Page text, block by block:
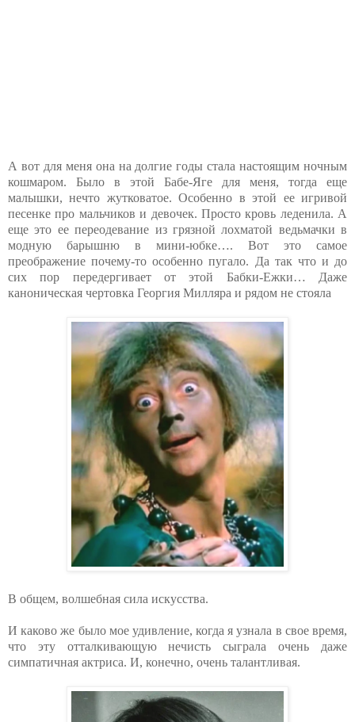
А вот для меня она на долгие годы стала настоящим ночным
кошмаром. Было в этой Бабе-Яге для меня, тогда еще
малышки, нечто жутковатое. Особенно в этой ее игривой
песенке про мальчиков и девочек. Просто кровь леденила. А
еще это ее переодевание из грязной лохматой ведьмачки в
модную барышню в мини-юбке…. Вот это самое
преображение почему-то особенно пугало. Да так что и до
сих пор передергивает от этой Бабки-Ежки… Даже
каноническая чертовка Георгия Милляра и рядом не стояла
В общем, волшебная сила искусства.
И каково же было мое удивление, когда я узнала в свое время,
что эту отталкивающую нечисть сыграла очень даже
симпатичная актриса. И, конечно, очень талантливая.